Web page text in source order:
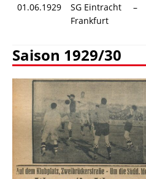
01.06.1929
SG Eintracht
Frankfurt
–
Saison 1929/30